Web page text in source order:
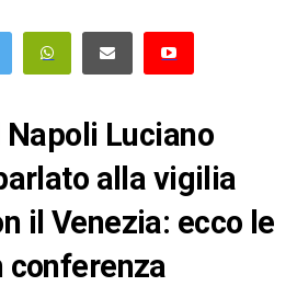
Luciano
alla vigilia
il Venezia: ecco le
conferenza